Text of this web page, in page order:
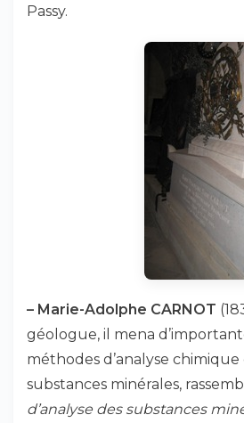
Passy.
– Marie-Adolphe CARNOT
géologue, il mena
méthodes d’analyse
substances minérales,
d’analyse des substances